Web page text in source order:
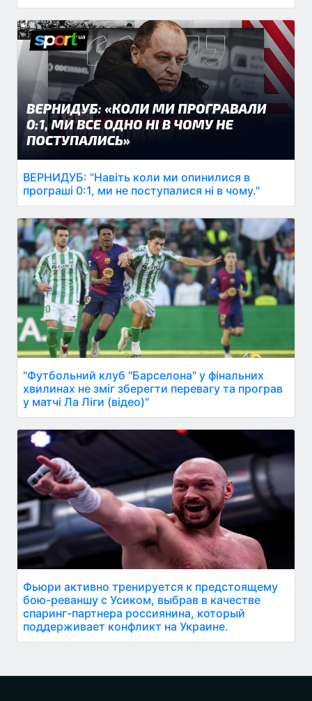
ВЕРНИДУБ: "Навіть коли ми опинилися в
програші 0:1, ми не поступалися ні в чому."
"Футбольний клуб "Барселона" у фінальних
хвилинах не зміг зберегти перевагу та програв
у матчі Ла Ліги (відео)"
Фьюри активно тренируется к предстоящему
бою-реваншу с Усиком, выбрав в качестве
спаринг-партнера россиянина, который
поддерживает конфликт на Украине.